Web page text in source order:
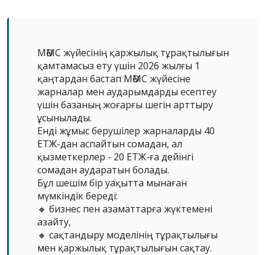
МӘМС жүйесінің қаржылық тұрақтылығын
қамтамасыз ету үшін 2026 жылғы 1
қаңтардан бастап МӘМС жүйесіне
жарналар мен аударымдарды есептеу
үшін базаның жоғарғы шегін арттыру
ұсынылады.
Енді жұмыс берушілер жарналарды 40
ЕТЖ-дан аспайтын сомадан, ал
қызметкерлер - 20 ЕТЖ-ға дейінгі
сомадан аударатын болады.
Бұл шешім бір уақытта мынаған
мүмкіндік береді:
🔸 бизнес пен азаматтарға жүктемені
азайту,
🔸 сақтандыру моделінің тұрақтылығы
мен қаржылық тұрақтылығын сақтау.